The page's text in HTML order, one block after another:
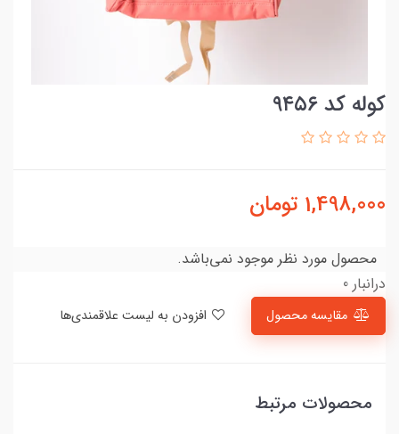
کوله کد ۹۴۵۶
1,498,000 تومان
محصول مورد نظر موجود نمی‌باشد.
درانبار 0
مقایسه محصول
محصولات مرتبط